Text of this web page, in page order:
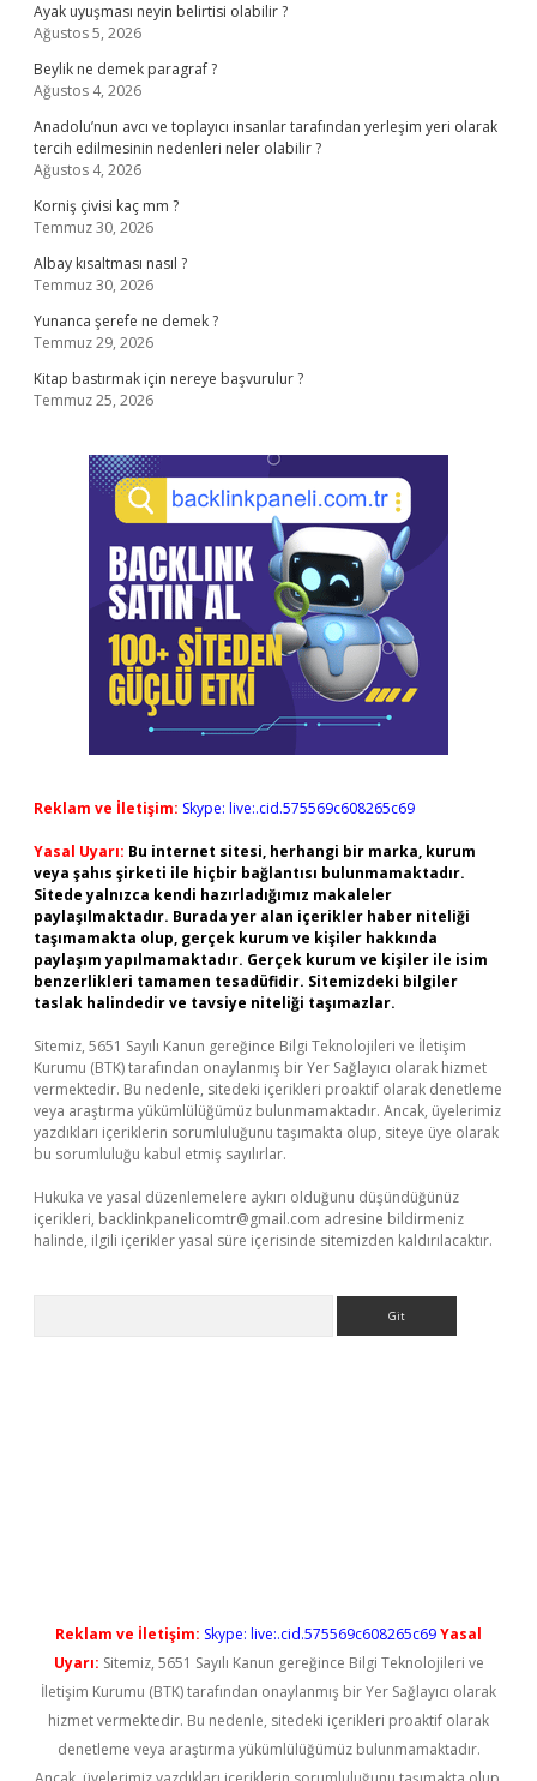
Ayak uyuşması neyin belirtisi olabilir ?
Ağustos 5, 2026
Beylik ne demek paragraf ?
Ağustos 4, 2026
Anadolu’nun avcı ve toplayıcı insanlar tarafından yerleşim yeri olarak
tercih edilmesinin nedenleri neler olabilir ?
Ağustos 4, 2026
Korniş çivisi kaç mm ?
Temmuz 30, 2026
Albay kısaltması nasıl ?
Temmuz 30, 2026
Yunanca şerefe ne demek ?
Temmuz 29, 2026
Kitap bastırmak için nereye başvurulur ?
Temmuz 25, 2026
Reklam ve İletişim: Skype: live:.cid.575569c608265c69
Yasal Uyarı: Bu internet sitesi, herhangi bir marka, kurum
veya şahıs şirketi ile hiçbir bağlantısı bulunmamaktadır.
Sitede yalnızca kendi hazırladığımız makaleler
paylaşılmaktadır. Burada yer alan içerikler haber niteliği
taşımamakta olup, gerçek kurum ve kişiler hakkında
paylaşım yapılmamaktadır. Gerçek kurum ve kişiler ile isim
benzerlikleri tamamen tesadüfidir. Sitemizdeki bilgiler
taslak halindedir ve tavsiye niteliği taşımazlar.
Sitemiz, 5651 Sayılı Kanun gereğince Bilgi Teknolojileri ve İletişim
Kurumu (BTK) tarafından onaylanmış bir Yer Sağlayıcı olarak hizmet
vermektedir. Bu nedenle, sitedeki içerikleri proaktif olarak denetleme
veya araştırma yükümlülüğümüz bulunmamaktadır. Ancak, üyelerimiz
yazdıkları içeriklerin sorumluluğunu taşımakta olup, siteye üye olarak
bu sorumluluğu kabul etmiş sayılırlar.
Hukuka ve yasal düzenlemelere aykırı olduğunu düşündüğünüz
içerikleri, backlinkpanelicomtr@gmail.com adresine bildirmeniz
halinde, ilgili içerikler yasal süre içerisinde sitemizden kaldırılacaktır.
Reklam ve İletişim: Skype: live:.cid.575569c608265c69Yasal
Uyarı: Sitemiz, 5651 Sayılı Kanun gereğince Bilgi Teknolojileri ve
İletişim Kurumu (BTK) tarafından onaylanmış bir Yer Sağlayıcı olarak
hizmet vermektedir. Bu nedenle, sitedeki içerikleri proaktif olarak
denetleme veya araştırma yükümlülüğümüz bulunmamaktadır.